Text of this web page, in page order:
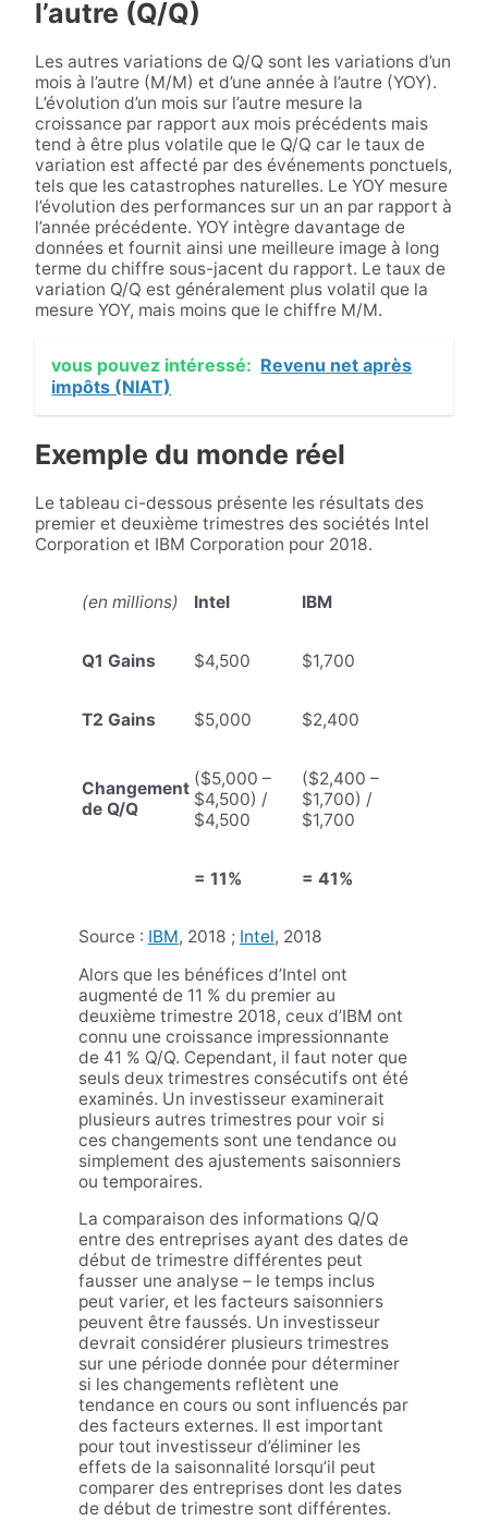
l’autre (Q/Q)
Les autres variations de Q/Q sont les variations d’un
mois à l’autre (M/M) et d’une année à l’autre (YOY).
L’évolution d’un mois sur l’autre mesure la
croissance par rapport aux mois précédents mais
tend à être plus volatile que le Q/Q car le taux de
variation est affecté par des événements ponctuels,
tels que les catastrophes naturelles. Le YOY mesure
l’évolution des performances sur un an par rapport à
l’année précédente. YOY intègre davantage de
données et fournit ainsi une meilleure image à long
terme du chiffre sous-jacent du rapport. Le taux de
variation Q/Q est généralement plus volatil que la
mesure YOY, mais moins que le chiffre M/M.
vous pouvez intéressé: Revenu net après
impôts (NIAT)
Exemple du monde réel
Le tableau ci-dessous présente les résultats des
premier et deuxième trimestres des sociétés Intel
Corporation et IBM Corporation pour 2018.
(en millions) Intel IBM
Q1 Gains $4,500 $1,700
T2 Gains $5,000 $2,400
Changement
de Q/Q
($5,000 –
$4,500) /
$4,500
($2,400 –
$1,700) /
$1,700
= 11% = 41%
Source : IBM, 2018 ; Intel, 2018
Alors que les bénéfices d’Intel ont
augmenté de 11 % du premier au
deuxième trimestre 2018, ceux d’IBM ont
connu une croissance impressionnante
de 41 % Q/Q. Cependant, il faut noter que
seuls deux trimestres consécutifs ont été
examinés. Un investisseur examinerait
plusieurs autres trimestres pour voir si
ces changements sont une tendance ou
simplement des ajustements saisonniers
ou temporaires.
La comparaison des informations Q/Q
entre des entreprises ayant des dates de
début de trimestre différentes peut
fausser une analyse – le temps inclus
peut varier, et les facteurs saisonniers
peuvent être faussés. Un investisseur
devrait considérer plusieurs trimestres
sur une période donnée pour déterminer
si les changements reflètent une
tendance en cours ou sont influencés par
des facteurs externes. Il est important
pour tout investisseur d’éliminer les
effets de la saisonnalité lorsqu’il peut
comparer des entreprises dont les dates
de début de trimestre sont différentes.